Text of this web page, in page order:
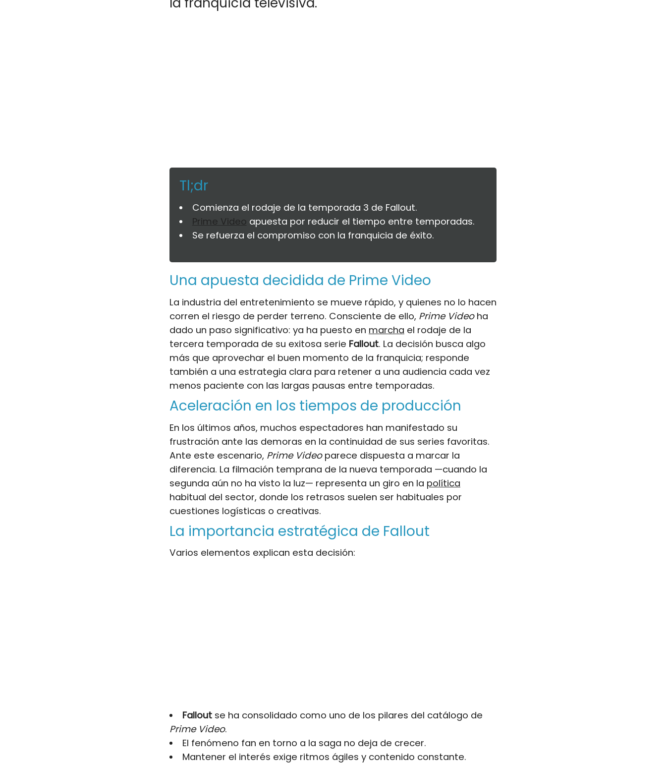
Tl;dr
Comienza el rodaje de la temporada 3 de Fallout.
Prime Video apuesta por reducir el tiempo entre temporadas.
Se refuerza el compromiso con la franquicia de éxito.
Una apuesta decidida de Prime Video
La industria del entretenimiento se mueve rápido, y quienes no lo hacen
corren el riesgo de perder terreno. Consciente de ello, Prime Videoha
dado un paso significativo: ya ha puesto en marcha el rodaje de la
tercera temporada de su exitosa serie Fallout. La decisión busca algo
más que aprovechar el buen momento de la franquicia; responde
también a una estrategia clara para retener a una audiencia cada vez
menos paciente con las largas pausas entre temporadas.
Aceleración en los tiempos de producción
En los últimos años, muchos espectadores han manifestado su
frustración ante las demoras en la continuidad de sus series favoritas.
Ante este escenario, Prime Videoparece dispuesta a marcar la
diferencia. La filmación temprana de la nueva temporada —cuando la
segunda aún no ha visto la luz— representa un giro en la política
habitual del sector, donde los retrasos suelen ser habituales por
cuestiones logísticas o creativas.
La importancia estratégica de Fallout
Varios elementos explican esta decisión:
Falloutse ha consolidado como uno de los pilares del catálogo de
Prime Video.
El fenómeno fan en torno a la saga no deja de crecer.
Mantener el interés exige ritmos ágiles y contenido constante.